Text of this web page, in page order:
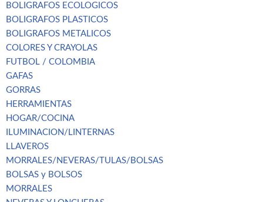
BOLIGRAFOS ECOLOGICOS
BOLIGRAFOS PLASTICOS
BOLIGRAFOS METALICOS
COLORES Y CRAYOLAS
FUTBOL / COLOMBIA
GAFAS
GORRAS
HERRAMIENTAS
HOGAR/COCINA
ILUMINACION/LINTERNAS
LLAVEROS
MORRALES/NEVERAS/TULAS/BOLSAS
BOLSAS y BOLSOS
MORRALES